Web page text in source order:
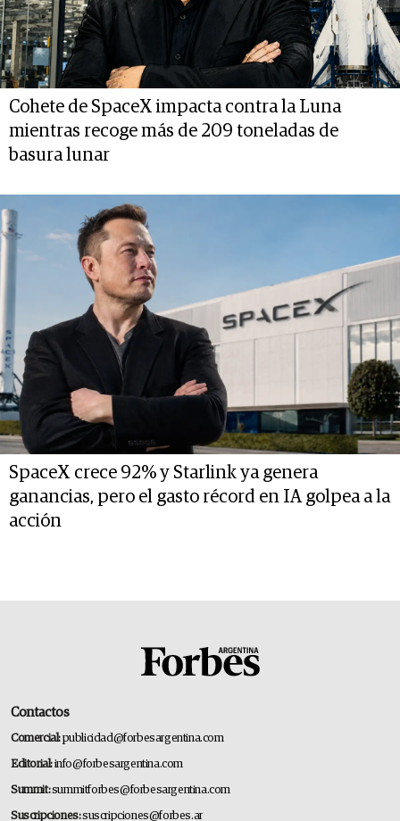
Cohete de SpaceX impacta contra la Luna
mientras recoge más de 209 toneladas de
basura lunar
SpaceX crece 92% y Starlink ya genera
ganancias, pero el gasto récord en IA golpea a la
acción
Contactos
Comercial:publicidad@forbesargentina.com
Editorial:info@forbesargentina.com
Summit:summitforbes@forbesargentina.com
Suscripciones:suscripciones@forbes.ar